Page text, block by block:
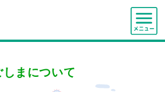
しまについて